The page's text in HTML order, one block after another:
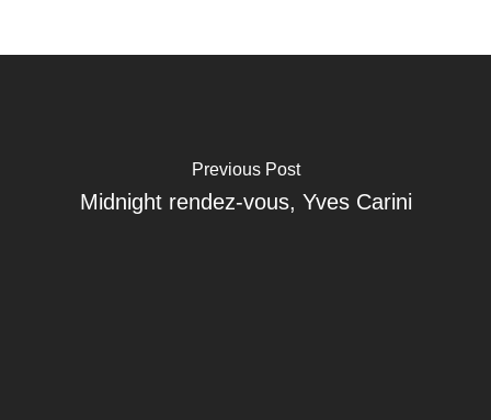
Previous Post
Midnight rendez-vous, Yves Carini